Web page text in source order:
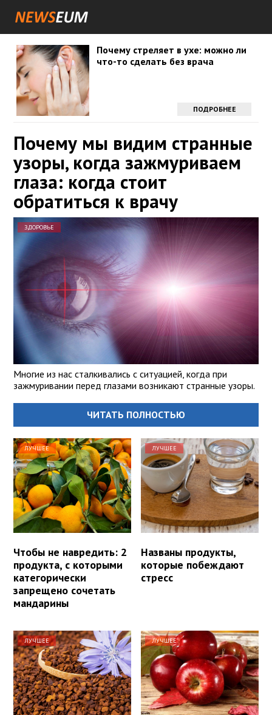
Почему стреляет в ухе: можно ли
что-то сделать без врача
ПОДРОБНЕЕ
Почему мы видим странные
узоры, когда зажмуриваем
глаза: когда стоит
обратиться к врачу
ЗДОРОВЬЕ
Многие из нас сталкивались с ситуацией, когда при
зажмуривании перед глазами возникают странные узоры.
ЧИТАТЬ ПОЛНОСТЬЮ
ЛУЧШЕЕ
Чтобы не навредить: 2
продукта, с которыми
категорически
запрещено сочетать
мандарины
ЛУЧШЕЕ
Названы продукты,
которые побеждают
стресс
ЛУЧШЕЕ ЛУЧШЕЕ